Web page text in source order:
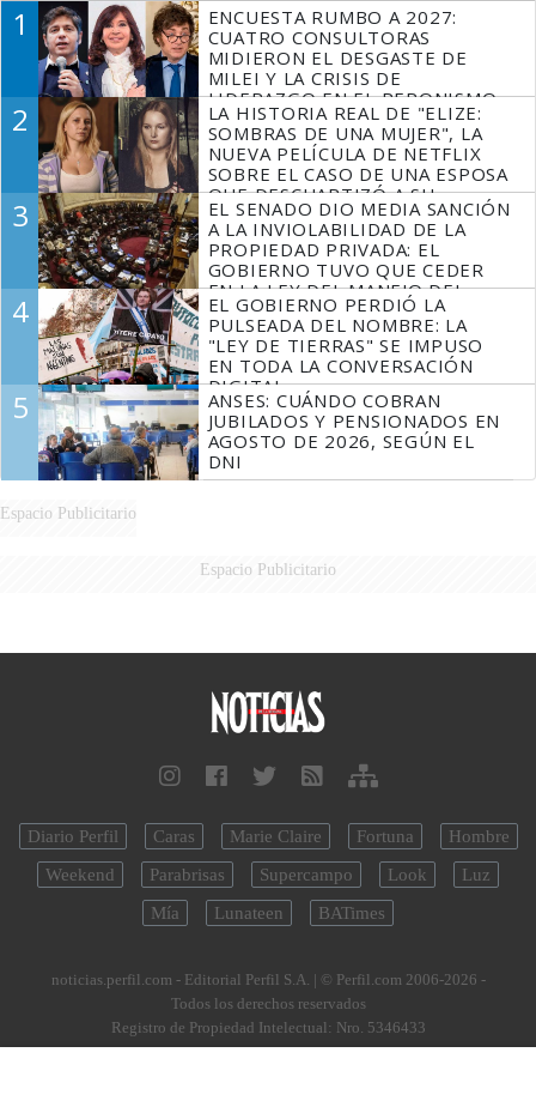
1
ENCUESTA RUMBO A 2027:
CUATRO CONSULTORAS
MIDIERON EL DESGASTE DE
MILEI Y LA CRISIS DE
LIDERAZGO EN EL PERONISMO
2
LA HISTORIA REAL DE "ELIZE:
SOMBRAS DE UNA MUJER", LA
NUEVA PELÍCULA DE NETFLIX
SOBRE EL CASO DE UNA ESPOSA
QUE DESCUARTIZÓ A SU
MARIDO
3
EL SENADO DIO MEDIA SANCIÓN
A LA INVIOLABILIDAD DE LA
PROPIEDAD PRIVADA: EL
GOBIERNO TUVO QUE CEDER
EN LA LEY DEL MANEJO DEL
FUEGO
4
EL GOBIERNO PERDIÓ LA
PULSEADA DEL NOMBRE: LA
"LEY DE TIERRAS" SE IMPUSO
EN TODA LA CONVERSACIÓN
DIGITAL
5
ANSES: CUÁNDO COBRAN
JUBILADOS Y PENSIONADOS EN
AGOSTO DE 2026, SEGÚN EL
DNI
Espacio Publicitario
Espacio Publicitario
Diario Perfil Caras Marie Claire Fortuna
Hombre
Weekend
Parabrisas Supercampo Look
Luz
Mía
Lunateen BATimes
noticias.perfil.com - Editorial Perfil S.A. | © Perfil.com 2006-2026 -
Todos los derechos reservados
Registro de Propiedad Intelectual: Nro. 5346433